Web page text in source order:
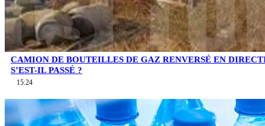
CAMION DE BOUTEILLES DE GAZ RENVERSÉ EN
S’EST-IL PASSÉ ?
15:24